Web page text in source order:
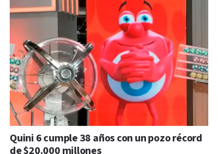
Quini 6 cumple 38 años con un pozo récord
de $20.000 millones